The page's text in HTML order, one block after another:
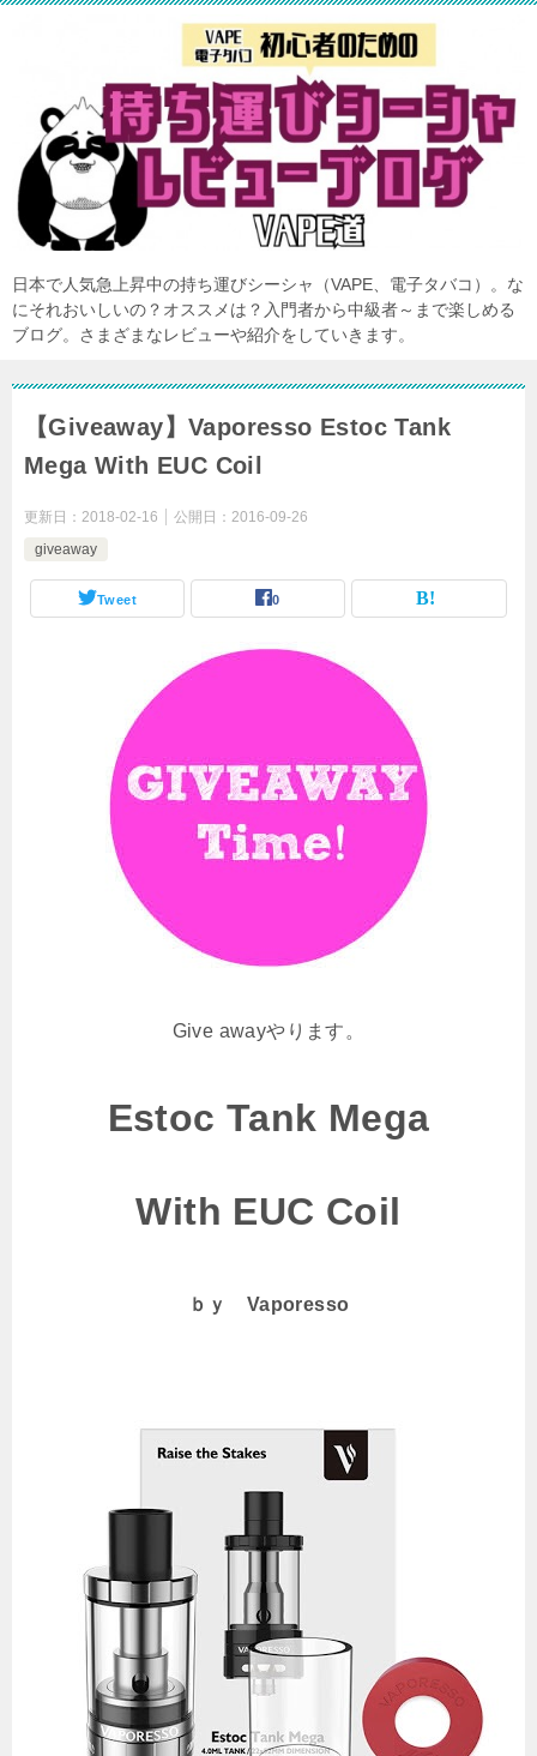
日本で人気急上昇中の持ち運びシーシャ（VAPE、電子タバコ）。な
にそれおいしいの？オススメは？入門者から中級者～まで楽しめる
ブログ。さまざまなレビューや紹介をしていきます。
【Giveaway】Vaporesso Estoc Tank
Mega With EUC Coil
更新日： 2018-02-16 公開日： 2016-09-26
giveaway
Tweet 0
Give awayやります。
Estoc Tank Mega
With EUC Coil
ｂｙ Vaporesso